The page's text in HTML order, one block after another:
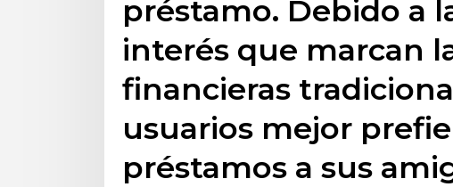
préstamo. Debido a
interés que marcan
financieras
usuarios mejor
préstamos a sus